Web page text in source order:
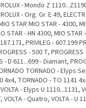
- Mondo Z
- Org. Gr. E 49,
STAR MIO STAR - 4300,
STAR - HN 4300, MIO STAR
PRIVILEG - 607.199
- 500 T,
- D 611...699 - Diamant,
TORNADO - Elyps
4x4, TORNADO - TO 1141
- Elyps U 1110...1131,
VOLTA - Quatro, VOLTA - U